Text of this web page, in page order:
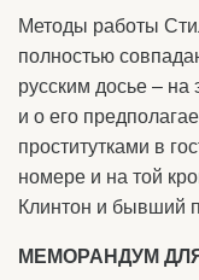
Методы работы
полностью
русским досье – на
и о его
проститутками в
номере и на той
Клинтон и бывший
МЕМОРАНДУМ